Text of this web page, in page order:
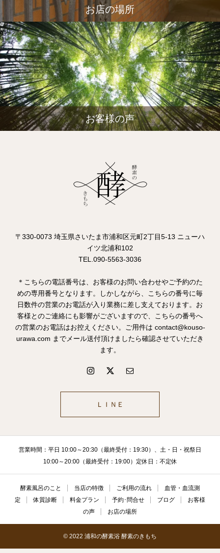
お店の場所
お客様の声
〒330-0073 埼玉県さいたま市浦和区元町2丁目5-13 ニューハ
イツ北浦和102
TEL.090-5563-3036
＊こちらの電話番号は、お客様のお問い合わせやご予約のた
めの専用番号となります。しかしながら、こちらの番号に毎
日数件の営業のお電話が入り業務に差し支えております。お
客様とのご連絡にも影響がございますので、こちらの番号へ
の営業のお電話はお控えください。ご用件は contact@kouso-
urawa.com までメール送付頂けましたら確認させていただき
ます。
ＬＩＮＥ
営業時間：平日 10:00～20:30（最終受付：19:30）、土・日・祝祭日
10:00～20:00（最終受付：19:00）定休日：不定休
酵素風呂のこと 当店の特徴 ご利用の流れ
血管・血流測
定
体質診断 料金プラン 予約･問合せ ブログ
お客様
の声
お店の場所
© 2022 浦和の酵素浴 酵素のきもち